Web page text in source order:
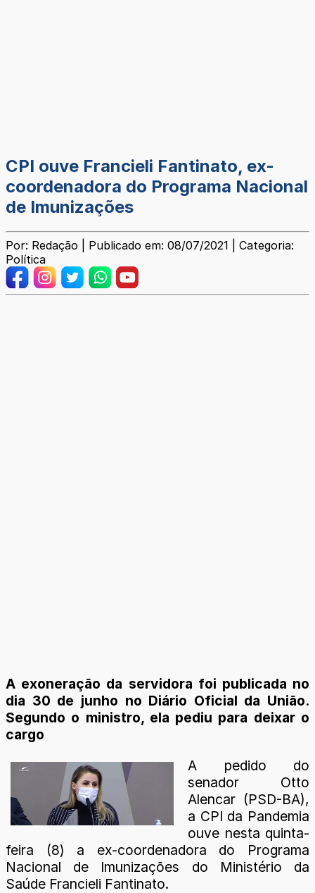
CPI ouve Francieli Fantinato, ex-
coordenadora do Programa Nacional
de Imunizações
Por: Redação | Publicado em: 08/07/2021 | Categoria:
Política
A exoneração da servidora foi publicada no
dia 30 de junho no Diário Oficial da União.
Segundo o ministro, ela pediu para deixar o
cargo
A pedido do
senador Otto
Alencar (PSD-BA),
a CPI da Pandemia
ouve nesta quinta-
feira (8) a ex-coordenadora do Programa
Nacional de Imunizações do Ministério da
Saúde Francieli Fantinato.